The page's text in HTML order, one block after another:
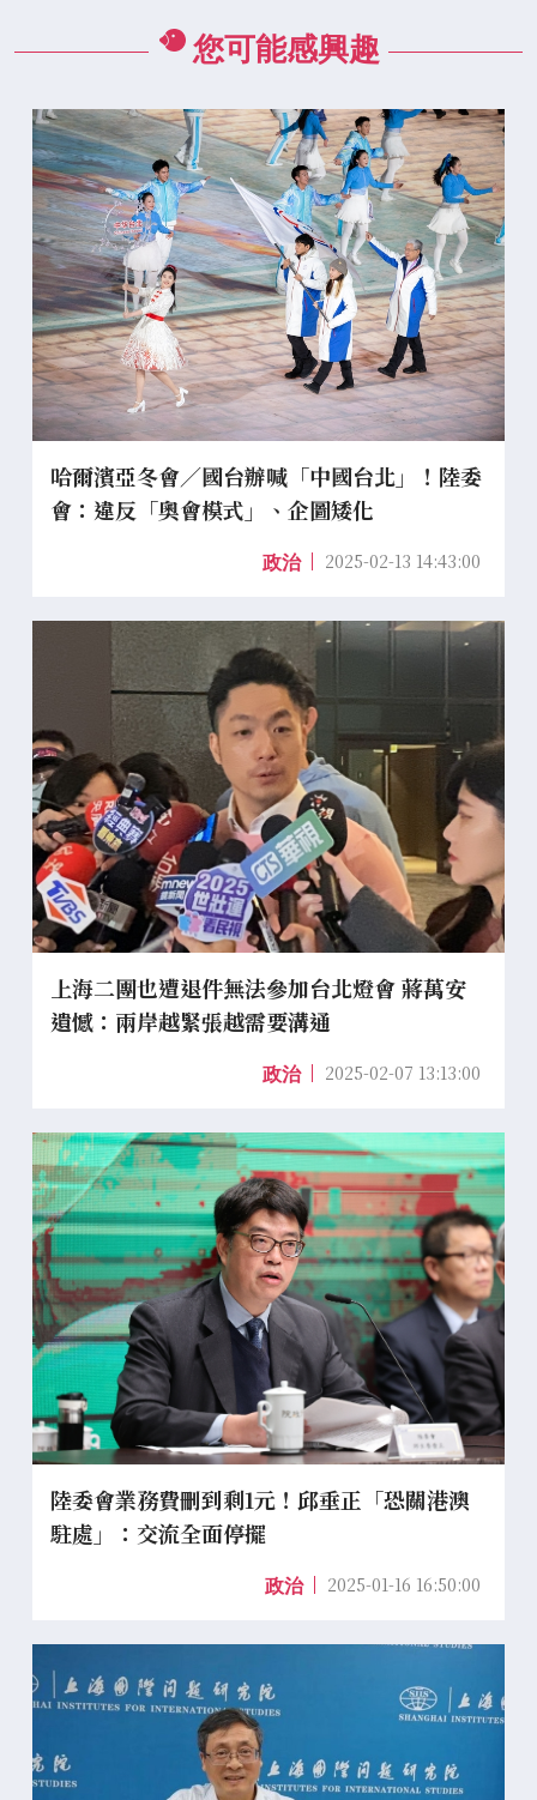
您可能感興趣
哈爾濱亞冬會／國台辦喊「中國台北」！陸委
會：違反「奧會模式」、企圖矮化
政治 2025-02-13 14:43:00
上海二團也遭退件無法參加台北燈會 蔣萬安
遺憾：兩岸越緊張越需要溝通
政治 2025-02-07 13:13:00
陸委會業務費刪到剩1元！邱垂正「恐關港澳
駐處」：交流全面停擺
政治 2025-01-16 16:50:00